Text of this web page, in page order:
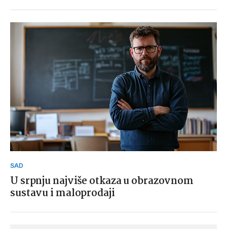
SAD
U srpnju najviše otkaza u obrazovnom
sustavu i maloprodaji